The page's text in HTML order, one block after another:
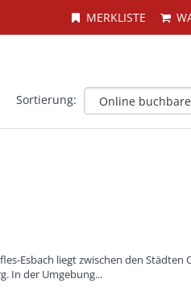
MERKLISTE
Sortierung:
Esbach liegt zwischen den Städten
In der Umgebung...